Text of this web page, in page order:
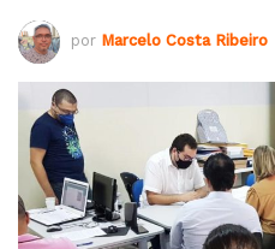
por Marcelo Costa Ribeiro